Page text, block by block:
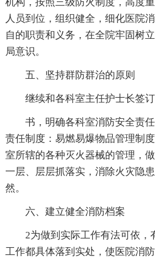
机构，按照三级防火制度，高度
人员到位，组织健全，细化医院
自的职责和义务，在全院牢固树
局意识。
五、坚持群防群治的原则
继续和各科室主任护士长签
书，明确各科室消防安全责
责任制度：易燃易爆物品管理制
室所辖的各种灭火器械的管理，
一层、层层抓落实，消除火灾隐
然。
六、建立健全消防档案
2为做到实际工作有法可依，
工作都具体落到实处，使医院消